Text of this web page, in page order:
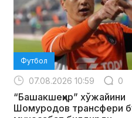
Футбол
07.08.2026 10:59 0
“Башакшеҳир” хўжайини
Шомуродов трансфери